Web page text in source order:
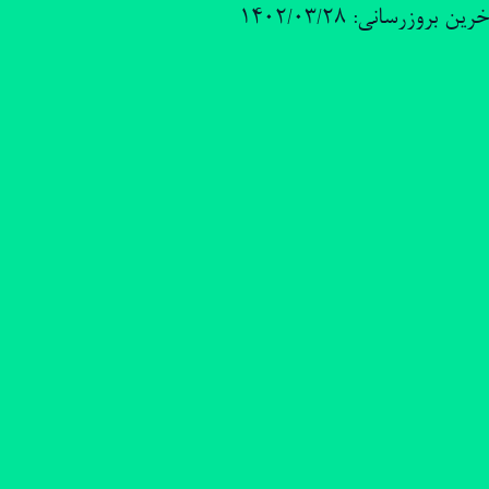
بروزرسانی: 1402/03/28